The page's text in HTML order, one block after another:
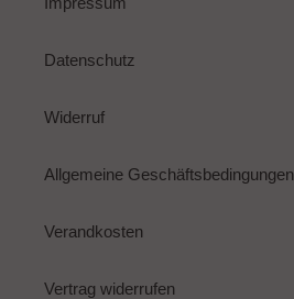
Datenschutz
Widerruf
Allgemeine Geschäftsbedingungen
Verandkosten
Vertrag widerrufen